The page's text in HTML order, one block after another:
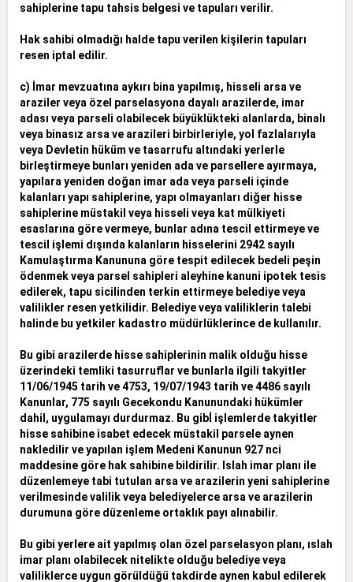
sahiplerine tapu tahsis belgesi ve tapuları verilir.
Hak sahibi olmadığı halde tapu verilen kişilerin tapuları
resen iptal edilir.
c) İmar mevzuatına aykırı bina yapılmış, hisseli arsa ve
araziler veya özel parselasyona dayalı arazilerde, imar
adası veya parseli olabilecek büyüklükteki alanlarda, binalı
veya binasız arsa ve arazileri birbirleriyle, yol fazlalarıyla
veya Devletin hüküm ve tasarrufu altındaki yerlerle
birleştirmeye bunları yeniden ada ve parsellere ayırmaya,
yapılara yeniden doğan imar ada veya parseli içinde
kalanları yapı sahiplerine, yapı olmayanları diğer hisse
sahiplerine müstakil veya hisseli veya kat mülkiyeti
esaslarına göre vermeye, bunlar adına tescil ettirmeye ve
tescil işlemi dışında kalanların hisselerini 2942 sayılı
Kamulaştırma Kanununa göre tespit edilecek bedeli peşin
ödenmek veya parsel sahipleri aleyhine kanuni ipotek tesis
edilerek, tapu sicilinden terkin ettirmeye belediye veya
valilikler resen yetkilidir. Belediye veya valiliklerin talebi
halinde bu yetkiler kadastro müdürlüklerince de kullanılır.
Bu gibi arazilerde hisse sahiplerinin malik olduğu hisse
üzerindeki temliki tasurruflar ve bunlarla ilgili takyitler
11/06/1945 tarih ve 4753, 19/07/1943 tarih ve 4486 sayılı
Kanunlar, 775 sayılı Gecekondu Kanunundaki hükümler
dahil, uygulamayı durdurmaz. Bu gibİ işlemlerde takyitler
hisse sahibine isabet edecek müstakil parsele aynen
nakledilir ve yapılan işlem Medeni Kanunun 927 nci
maddesine göre hak sahibine bildirilir. Islah imar planı ile
düzenlemeye tabi tutulan arsa ve arazilerin yeni sahiplerine
verilmesinde valilik veya belediyelerce arsa ve arazilerin
durumuna göre düzenleme ortaklık payı alınabilir.
Bu gibi yerlere ait yapılmış olan özel parselasyon planı, ıslah
imar planı olabilecek nitelikte olduğu belediye veya
valiliklerce uygun görüldüğü takdirde aynen kabul edilerek